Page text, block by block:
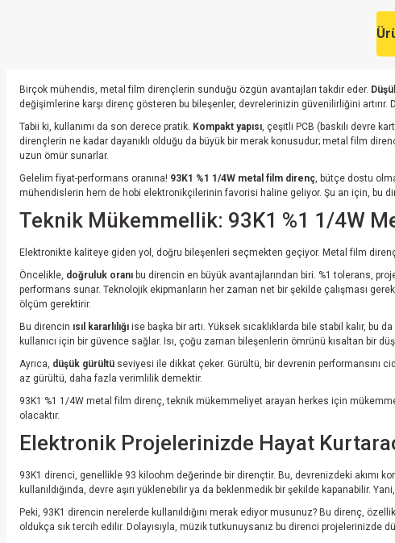
Birçok mühendis, metal film dirençlerin sunduğu özgün avantajları takdir eder.
değişimlerine karşı direnç gösteren bu bileşenler, devrelerinizin güvenilirliğini
Tabii ki, kullanımı da son derece pratik. Kompakt yapısı, çeşitli PCB (baskılı devre
dirençlerin ne kadar dayanıklı olduğu da büyük bir merak konusudur; metal film
uzun ömür sunarlar.
Gelelim fiyat-performans oranına! 93K1 %1 1/4W metal film direnç, bütçe dostu
mühendislerin hem de hobi elektronikçilerinin favorisi haline geliyor. Şu an için, bu
Teknik Mükemmellik: 93K1 %1 1/4W
Elektronikte kaliteye giden yol, doğru bileşenleri seçmekten geçiyor. Metal film
Öncelikle, doğruluk oranı bu direncin en büyük avantajlarından biri. %1 tolerans,
performans sunar. Teknolojik ekipmanların her zaman net bir şekilde çalışması
ölçüm gerektirir.
Bu direncin ısıl kararlılığı ise başka bir artı. Yüksek sıcaklıklarda bile stabil kalır, bu
kullanıcı için bir güvence sağlar. Isı, çoğu zaman bileşenlerin ömrünü kısaltan bir
Ayrıca, düşük gürültü seviyesi ile dikkat çeker. Gürültü, bir devrenin performansını
az gürültü, daha fazla verimlilik demektir.
93K1 %1 1/4W metal film direnç, teknik mükemmeliyet arayan herkes için
olacaktır.
Elektronik Projelerinizde Hayat
93K1 direnci, genellikle 93 kiloohm değerinde bir dirençtir. Bu, devrenizdeki akımı
kullanıldığında, devre aşırı yüklenebilir ya da beklenmedik bir şekilde kapanabilir.
Peki, 93K1 direncin nerelerde kullanıldığını merak ediyor musunuz? Bu direnç,
oldukça sık tercih edilir. Dolayısıyla, müzik tutkunuysanız bu direnci projelerinizde